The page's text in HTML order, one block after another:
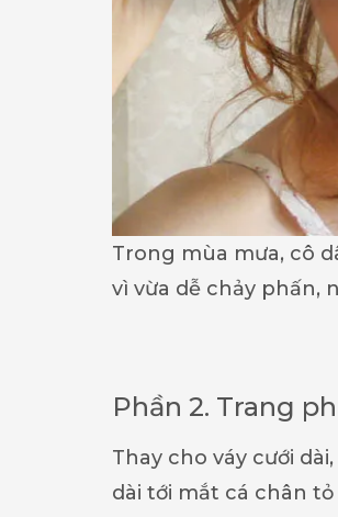
Trong mùa mưa, cô
vì vừa dễ chảy phấn,
Phần 2. Trang
Thay cho váy cưới
dài tới mắt cá chân